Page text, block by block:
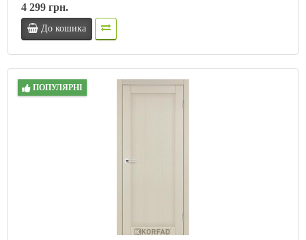
4 299 грн.
До кошика
ПОПУЛЯРНІ